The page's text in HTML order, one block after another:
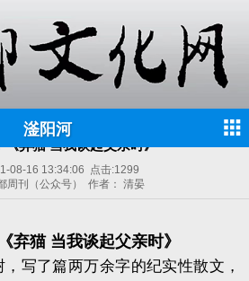
滏阳河
《弃猫 当我谈起父亲时》
08-16 13:34:06 点击:1299
周刊（公众号） 作者： 清晏
弃猫 当我谈起父亲时》
，写了篇两万余字的纪实性散文，